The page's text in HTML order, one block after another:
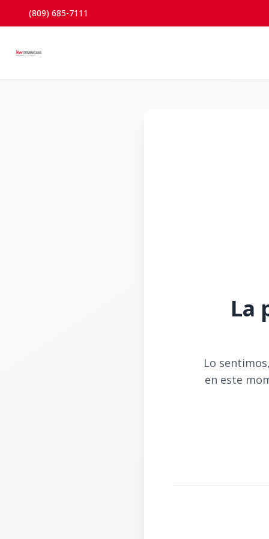
(809) 685-7111
La
Lo
en este